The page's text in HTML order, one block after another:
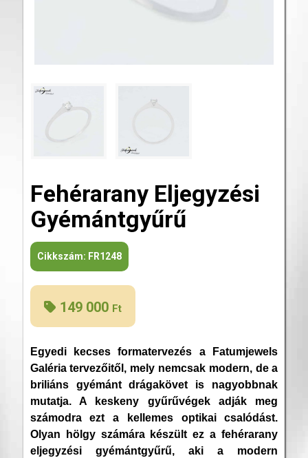
Fehérarany Eljegyzési
Gyémántgyűrű
Cikkszám: FR1248
149 000 Ft
Egyedi kecses formatervezés a Fatumjewels
Galéria tervezőitől, mely nemcsak modern, de a
briliáns gyémánt drágakövet is nagyobbnak
mutatja. A keskeny gyűrűvégek adják meg
számodra ezt a kellemes optikai csalódást.
Olyan hölgy számára készült ez a fehérarany
eljegyzési gyémántgyűrű, aki a modern